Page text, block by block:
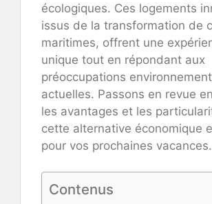
écologiques. Ces logements
issus de la transformation de
maritimes, offrent une
unique tout en répondant aux
préoccupations
actuelles. Passons en revue
les avantages et les
cette alternative économique
pour vos prochaines vacances.
Contenus